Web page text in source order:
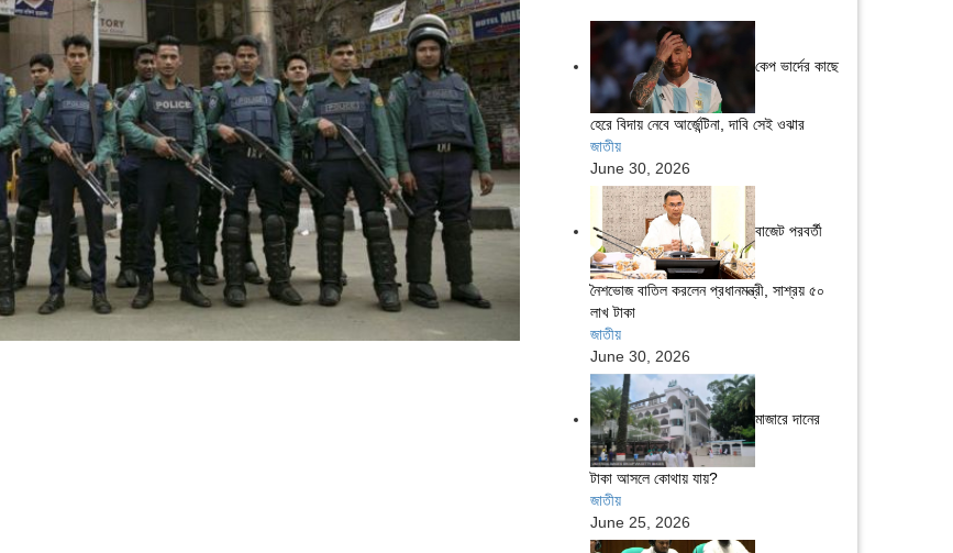
কেপ ভার্দের কাছে
হেরে বিদায় নেবে আর্জেন্টিনা, দাবি সেই ওঝার
জাতীয়
June 30, 2026
বাজেট পরবর্তী
নৈশভোজ বাতিল করলেন প্রধানমন্ত্রী, সাশ্রয় ৫০
লাখ টাকা
জাতীয়
June 30, 2026
মাজারে দানের
টাকা আসলে কোথায় যায়?
জাতীয়
June 25, 2026